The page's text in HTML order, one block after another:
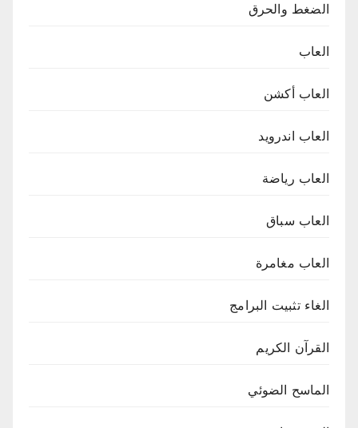
الضغط والحرق
العاب
العاب أكشن
العاب اندرويد
العاب رياضة
العاب سباق
العاب مغامرة
الغاء تثبيت البرامج
القرآن الكريم
الماسح الضوئي